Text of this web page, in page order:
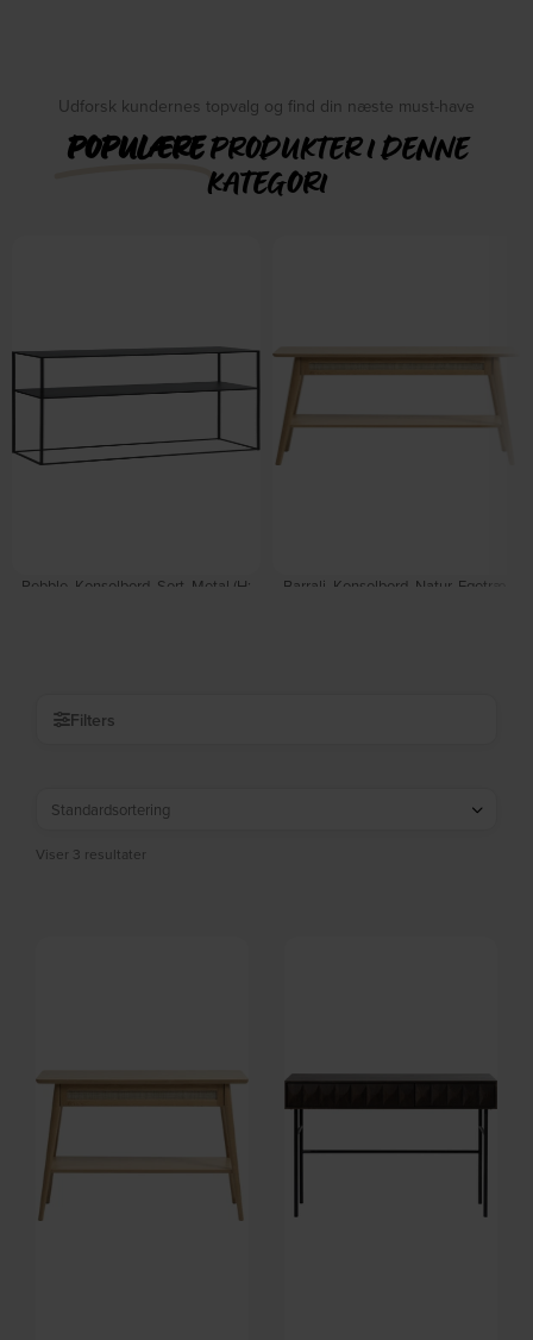
Udforsk kundernes topvalg og find din næste must-have
POPULÆREPRODUKTER I DENNE
KATEGORI
Pebble, Konsolbord, Sort, Metal (H:
Barrali, Konsolbord, Natur, Egetræ,
Filters
Viser 3 resultater